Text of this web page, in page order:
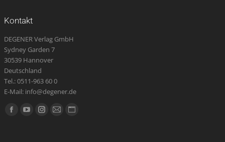
Kontakt
DEGENER Verlag GmbH
Sydney Garden 7
30539 Hannover
Deutschland
Tel.: 0511-963 60 0
E-Mail: info@degener.de
Finden Sie uns auf:
FacebookYouTubeInstagram
E-
Website